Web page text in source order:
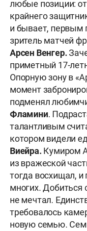
любые позиции:
крайнего
и бывает, первым
зритель матчей
Арсен Венгер.
приметный 17-
Опорную зону в
момент
подменял
Фламини.
талантливым
котором видели
Виейра. Кумиром
из вражеской
тогда восхищал, и
многих. Добиться
не мечтал.
требовалось
новую семью.